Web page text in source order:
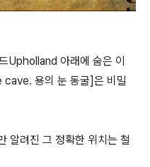
Upholland 아래에 숨은 이
용의 눈 동굴]은 비밀
알려진 그 정확한 위치는 철